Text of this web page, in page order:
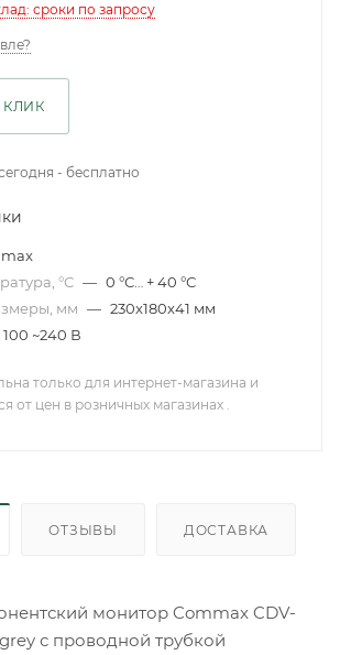
сроки по запросу
КЛИК
- бесплатно
°С — 0 °С… + 40 °С
мм — 230x180x41 мм
100 ~240 В
только для интернет-магазина и
от цен в розничных магазинах .
ОТЗЫВЫ ДОСТАВКА
монитор Commax CDV-
с проводной трубкой